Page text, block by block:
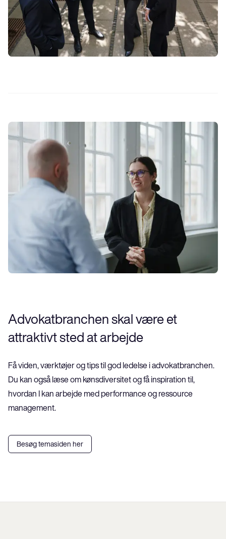
Advokatbranchen skal være et
attraktivt sted at arbejde
Få viden, værktøjer og tips til god ledelse i advokatbranchen.
Du kan også læse om kønsdiversitet og få inspiration til,
hvordan I kan arbejde med performance og ressource
management.
Besøg temasiden her